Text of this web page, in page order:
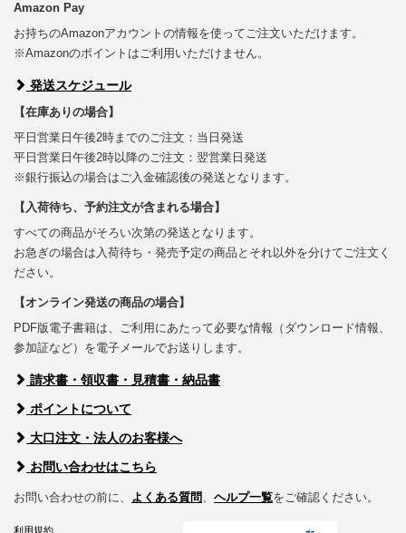
Amazon Pay
お持ちのAmazonアカウントの情報を使ってご注文いただけます。
※Amazonのポイントはご利用いただけません。
発送スケジュール
【在庫ありの場合】
平日営業日午後2時までのご注文：当日発送
平日営業日午後2時以降のご注文：翌営業日発送
※銀行振込の場合はご入金確認後の発送となります。
【入荷待ち、予約注文が含まれる場合】
すべての商品がそろい次第の発送となります。
お急ぎの場合は入荷待ち・発売予定の商品とそれ以外を分けてご注文く
ださい。
【オンライン発送の商品の場合】
PDF版電子書籍は、ご利用にあたって必要な情報（ダウンロード情報、
参加証など）を電子メールでお送りします。
請求書・領収書・見積書・納品書
ポイントについて
大口注文・法人のお客様へ
お問い合わせはこちら
お問い合わせの前に、 よくある質問、 ヘルプ一覧をご確認ください。
利用規約